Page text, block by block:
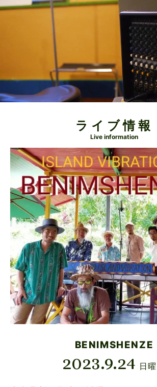
ライブ情報
Live information
BENIMSHENZE
2023.9.24 日